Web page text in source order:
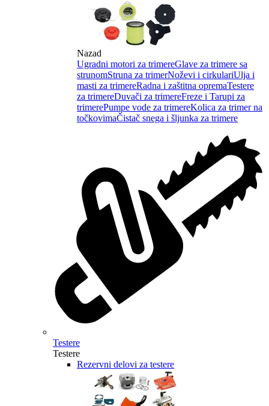
Nazad
Ugradni motori za trimereGlave za trimere sa
strunomStruna za trimerNoževi i cirkulariUlja i
masti za trimereRadna i zaštitna opremaTestere
za trimereDuvači za trimereFreze i Tarupi za
trimerePumpe vode za trimereKolica za trimer na
točkovimaČistač snega i šljunka za trimere
Testere
Testere
Rezervni delovi za testere